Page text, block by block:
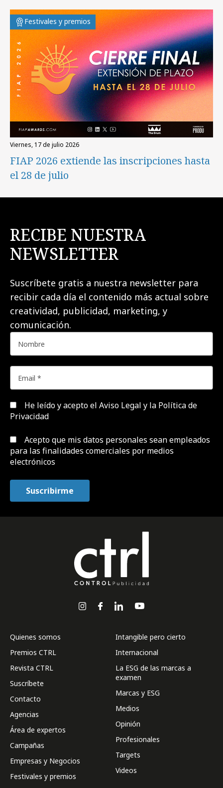
Festivales y premios
viernes, 17 de julio 2026
FIAP 2026 extiende las inscripciones hasta
el 28 de julio
RECIBE NUESTRA
NEWSLETTER
Suscríbete gratis a nuestra newsletter para
recibir cada día el contenido más actual sobre
creatividad, publicidad, marketing, y
comunicación.
He leído y acepto el Aviso Legal y la Política de
Privacidad
Acepto que mis datos personales sean empleados
para las finalidades comerciales por medios
electrónicos
Quienes somos
Premios CTRL
Revista CTRL
Suscríbete
Contacto
Agencias
Área de expertos
Campañas
Empresas y Negocios
Festivales y premios
Intangible pero cierto
Internacional
La ESG de las marcas a
examen
Marcas y ESG
Medios
Opinión
Profesionales
Targets
Videos